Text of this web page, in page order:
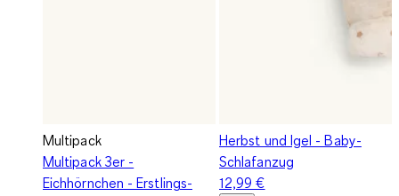
Multipack
Multipack 3er -
Eichhörnchen - Erstlings-
Herbst und Igel - Baby-
Schlafanzug
12,99 €